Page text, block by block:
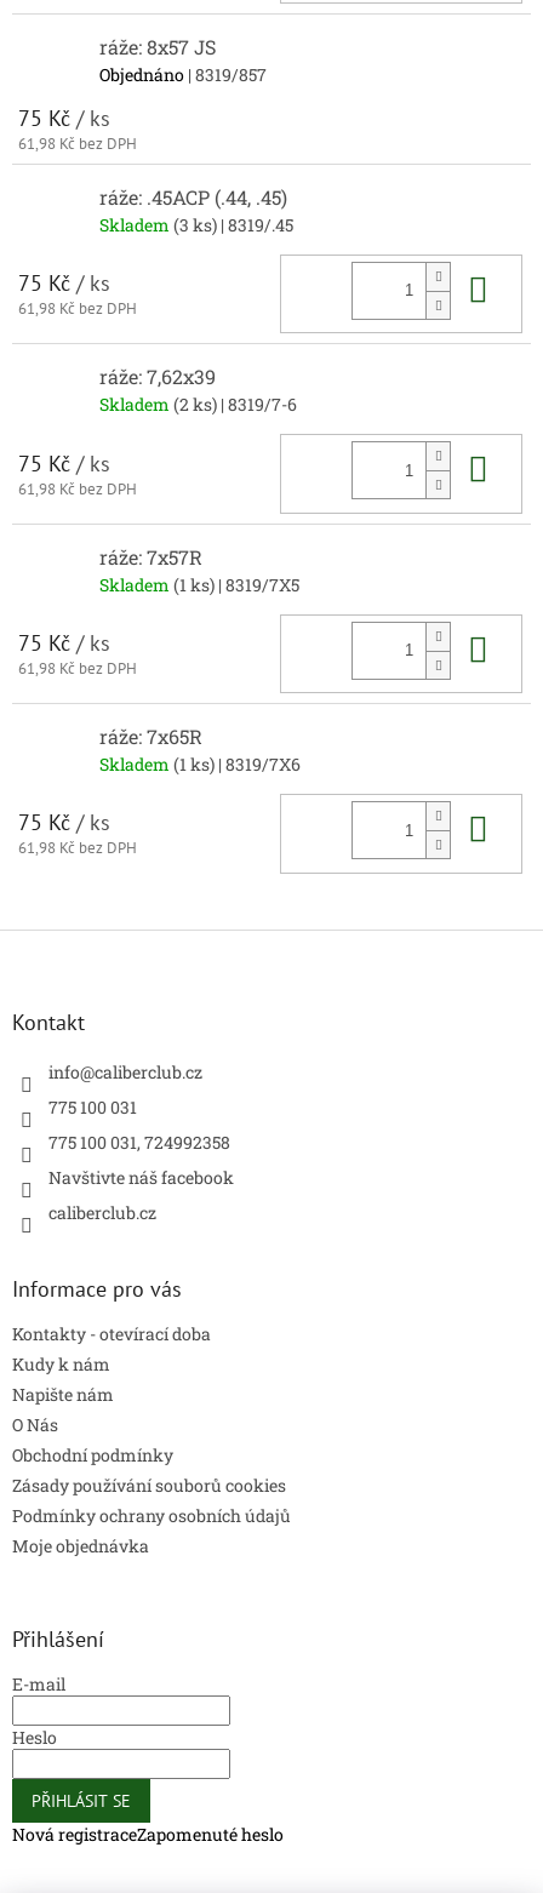
ráže: 8x57 JS
Objednáno | 8319/857
75 Kč / ks
61,98 Kč bez DPH
ráže: .45ACP (.44, .45)
Skladem (3 ks) | 8319/.45
75 Kč / ks
61,98 Kč bez DPH
ráže: 7,62x39
Skladem (2 ks) | 8319/7-6
75 Kč / ks
61,98 Kč bez DPH
ráže: 7x57R
Skladem (1 ks) | 8319/7X5
75 Kč / ks
61,98 Kč bez DPH
ráže: 7x65R
Skladem (1 ks) | 8319/7X6
75 Kč / ks
61,98 Kč bez DPH
Z
Kontakt
info@caliberclub.cz
775 100 031
775 100 031, 724992358
Navštivte náš facebook
caliberclub.cz
Informace pro vás
Kontakty - otevírací doba
Kudy k nám
Napište nám
O Nás
Obchodní podmínky
Zásady používání souborů cookies
Podmínky ochrany osobních údajů
Moje objednávka
Přihlášení
E-mail
Heslo
PŘIHLÁSIT SE
Nová registraceZapomenuté heslo